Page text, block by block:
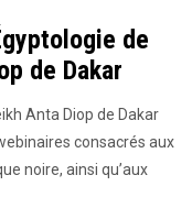
de
de Dakar
Anta Diop de Dakar
consacrés aux
noire, ainsi qu’aux